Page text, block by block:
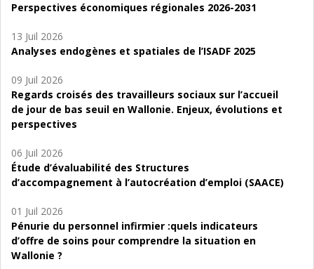
Perspectives économiques régionales 2026-2031
13 Juil 2026
Analyses endogènes et spatiales de l’ISADF 2025
09 Juil 2026
Regards croisés des travailleurs sociaux sur l’accueil
de jour de bas seuil en Wallonie. Enjeux, évolutions et
perspectives
06 Juil 2026
Étude d’évaluabilité des Structures
d’accompagnement à l’autocréation d’emploi (SAACE)
01 Juil 2026
Pénurie du personnel infirmier :quels indicateurs
d’offre de soins pour comprendre la situation en
Wallonie ?